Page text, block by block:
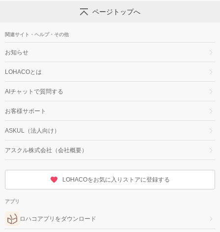
ページトップへ
関連サイト・ヘルプ・その他
お知らせ
LOHACOとは
AIチャットで質問する
お客様サポート
ASKUL（法人向け）
アスクル株式会社（会社概要）
LOHACOをお気に入りストアに登録する
アプリ
ロハコアプリをダウンロード